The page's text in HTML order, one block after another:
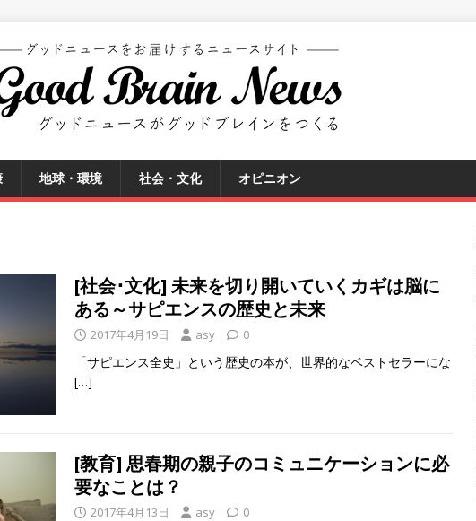
地球・環境 社会・文化 オピニオン
[社会･文化] 未来を切り開いていくカギは脳に
ある～サピエンスの歴史と未来
2017年4月19日 asy 0
「サピエンス全史」という歴史の本が、世界的なベストセラーにな
[…]
[教育] 思春期の親子のコミュニケーションに必
要なことは？
2017年4月13日 asy 0